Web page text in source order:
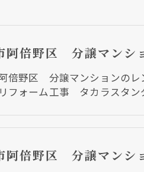
倍野区 分譲マンションのレ
フォーム工事 タカラスタ